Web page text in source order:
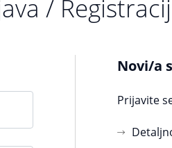
/
Novi/a
Prijavite